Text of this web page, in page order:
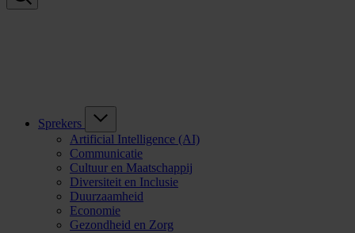
Sprekers
Artificial Intelligence (AI)
Communicatie
Cultuur en Maatschappij
Diversiteit en Inclusie
Duurzaamheid
Economie
Gezondheid en Zorg